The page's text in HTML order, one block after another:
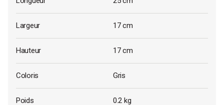
Largeur 17 cm
Hauteur 17 cm
Coloris Gris
Poids 0.2 kg